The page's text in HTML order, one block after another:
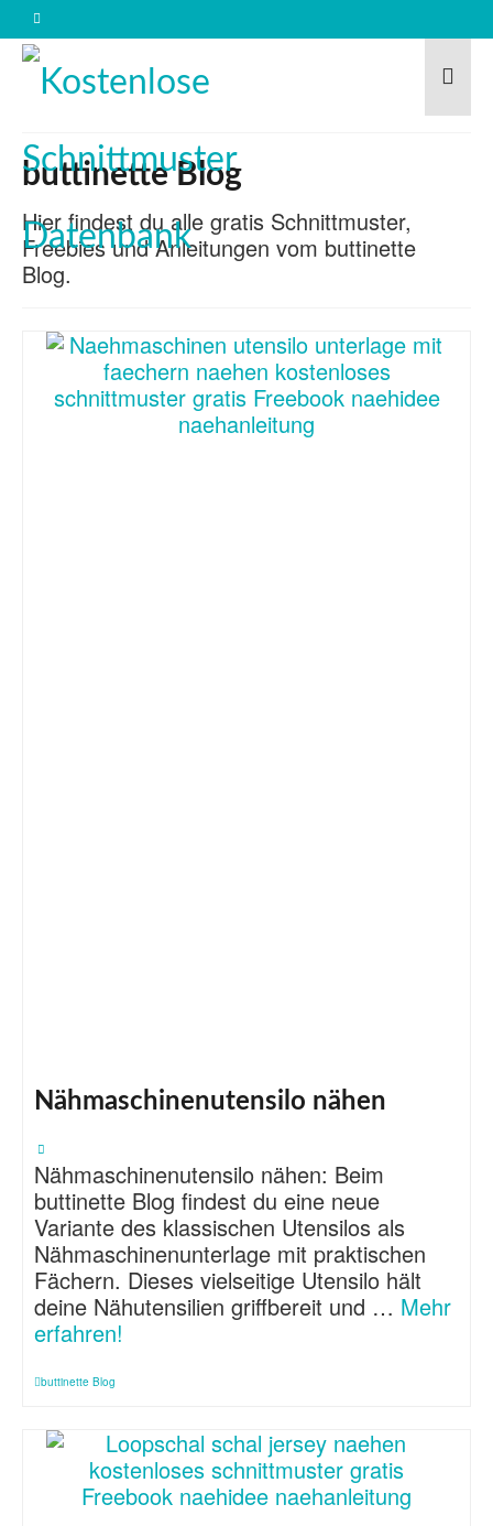
buttinette Blog
Hier findest du alle gratis Schnittmuster,
Freebies und Anleitungen vom buttinette
Blog.
Nähmaschinenutensilo nähen
Nähmaschinenutensilo nähen: Beim
buttinette Blog findest du eine neue
Variante des klassischen Utensilos als
Nähmaschinenunterlage mit praktischen
Fächern. Dieses vielseitige Utensilo hält
deine Nähutensilien griffbereit und … Mehr
erfahren!
buttinette Blog